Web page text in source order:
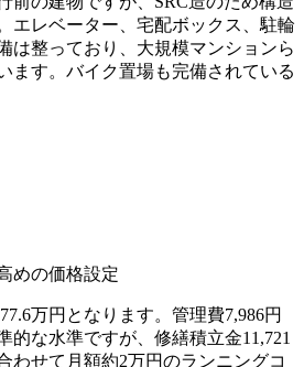
エレベーター、宅配ボックス、駐輪
は整っており、大規模マンションら
ます。バイク置場も完備されている
めの価格設定
万円となります。管理費7,986円
的な水準ですが、修繕積立金11,721
わせて月額約2万円のランニングコ